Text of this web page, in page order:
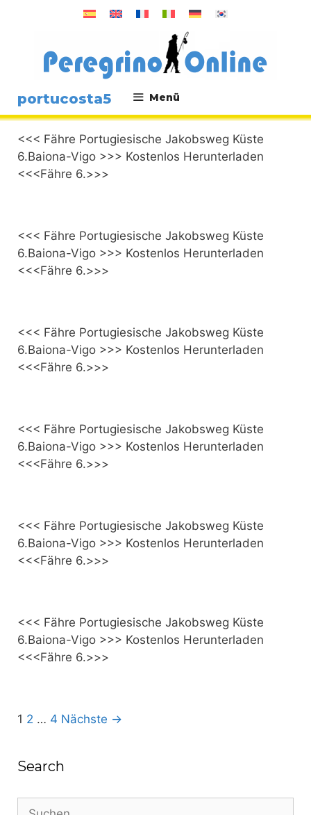
Menü
.
portucosta5
<<< Fähre Portugiesische Jakobsweg Küste
6.Baiona-Vigo >>> Kostenlos Herunterladen
<<<Fähre 6.>>>
<<< Fähre Portugiesische Jakobsweg Küste
6.Baiona-Vigo >>> Kostenlos Herunterladen
<<<Fähre 6.>>>
<<< Fähre Portugiesische Jakobsweg Küste
6.Baiona-Vigo >>> Kostenlos Herunterladen
<<<Fähre 6.>>>
<<< Fähre Portugiesische Jakobsweg Küste
6.Baiona-Vigo >>> Kostenlos Herunterladen
<<<Fähre 6.>>>
<<< Fähre Portugiesische Jakobsweg Küste
6.Baiona-Vigo >>> Kostenlos Herunterladen
<<<Fähre 6.>>>
<<< Fähre Portugiesische Jakobsweg Küste
6.Baiona-Vigo >>> Kostenlos Herunterladen
<<<Fähre 6.>>>
Post
1 2 … 4 Nächste →
Search
Suche